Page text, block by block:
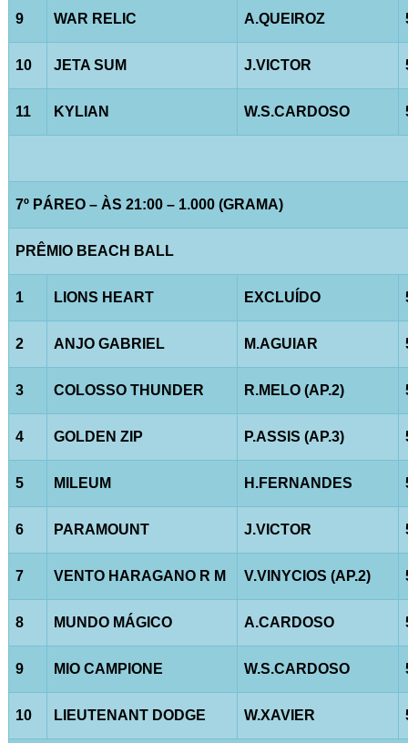
9 WAR RELIC A.QUEIROZ
10 JETA SUM J.VICTOR
11 KYLIAN W.S.CARDOSO
7º PÁREO – ÀS 21:00 – 1.000 (GRAMA)
PRÊMIO BEACH BALL
1 LIONS HEART EXCLUÍDO
2 ANJO GABRIEL M.AGUIAR
3 COLOSSO THUNDER R.MELO (AP.2)
4 GOLDEN ZIP P.ASSIS (AP.3)
5 MILEUM H.FERNANDES
6 PARAMOUNT J.VICTOR
7 VENTO HARAGANO R M V.VINYCIOS (AP.2)
8 MUNDO MÁGICO A.CARDOSO
9 MIO CAMPIONE W.S.CARDOSO
10 LIEUTENANT DODGE W.XAVIER